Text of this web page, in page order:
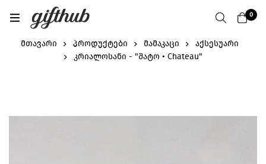
0
მთავარი პროდუქტები მამაკაცი
აქსესუარი
კრიალოსანი - "შატო • Chateau"